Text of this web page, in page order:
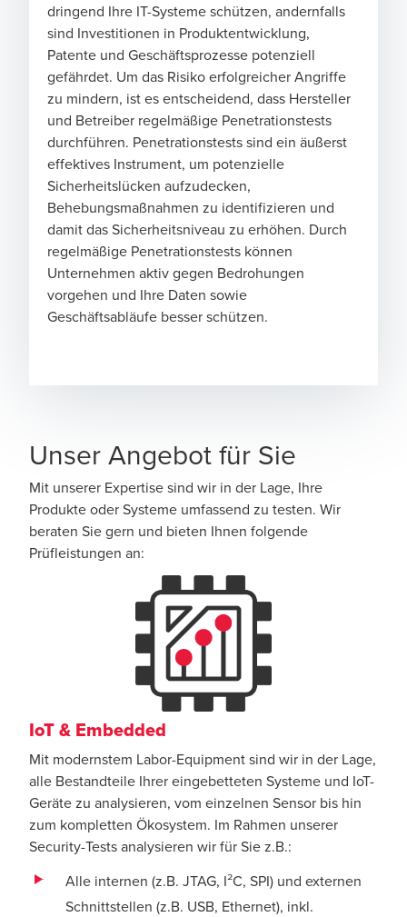
dringend Ihre IT-Systeme schützen, andernfalls
sind Investitionen in Produktentwicklung,
Patente und Geschäftsprozesse potenziell
gefährdet. Um das Risiko erfolgreicher Angriffe
zu mindern, ist es entscheidend, dass Hersteller
und Betreiber regelmäßige Penetrationstests
durchführen. Penetrationstests sind ein äußerst
effektives Instrument, um potenzielle
Sicherheitslücken aufzudecken,
Behebungsmaßnahmen zu identifizieren und
damit das Sicherheitsniveau zu erhöhen. Durch
regelmäßige Penetrationstests können
Unternehmen aktiv gegen Bedrohungen
vorgehen und Ihre Daten sowie
Geschäftsabläufe besser schützen.
Unser Angebot für Sie
Mit unserer Expertise sind wir in der Lage, Ihre
Produkte oder Systeme umfassend zu testen. Wir
beraten Sie gern und bieten Ihnen folgende
Prüfleistungen an:
IoT & Embedded
Mit modernstem Labor-Equipment sind wir in der Lage,
alle Bestandteile Ihrer eingebetteten Systeme und IoT-
Geräte zu analysieren, vom einzelnen Sensor bis hin
zum kompletten Ökosystem. Im Rahmen unserer
Security-Tests analysieren wir für Sie z.B.:
Alle internen (z.B. JTAG, I²C, SPI) und externen
Schnittstellen (z.B. USB, Ethernet), inkl.